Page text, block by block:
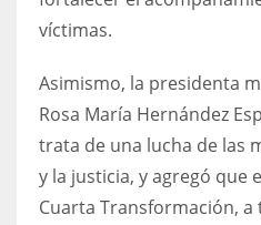
víctimas.
Asimismo, la presidenta
Rosa María Hernández
trata de una lucha de las
y la justicia, y agregó que
Cuarta Transformación,